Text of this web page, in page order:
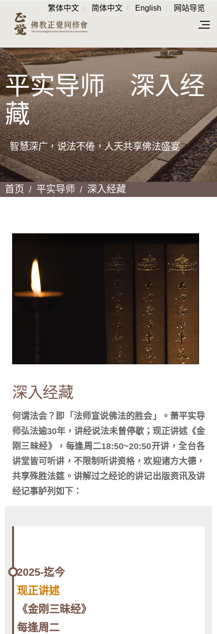
繁体中文 简体中文 English 网站导览
平实导师 深入经
藏
智慧深广，说法不倦，人天共享佛法盛宴
首页 平实导师 深入经藏
深入经藏
何谓法会？即「法师宣说佛法的胜会」。萧平实导
师弘法逾30年，讲经说法未曾停歇；现正讲述《金
刚三昧经》，每逢周二18:50~20:50开讲，全台各
讲堂皆可听讲，不限制听讲资格，欢迎诸方大德，
共享殊胜法筵。讲解过之经论的讲记出版资讯及讲
经记事胪列如下：
2025-迄今
现正讲述
《金刚三昧经》
每逢周二